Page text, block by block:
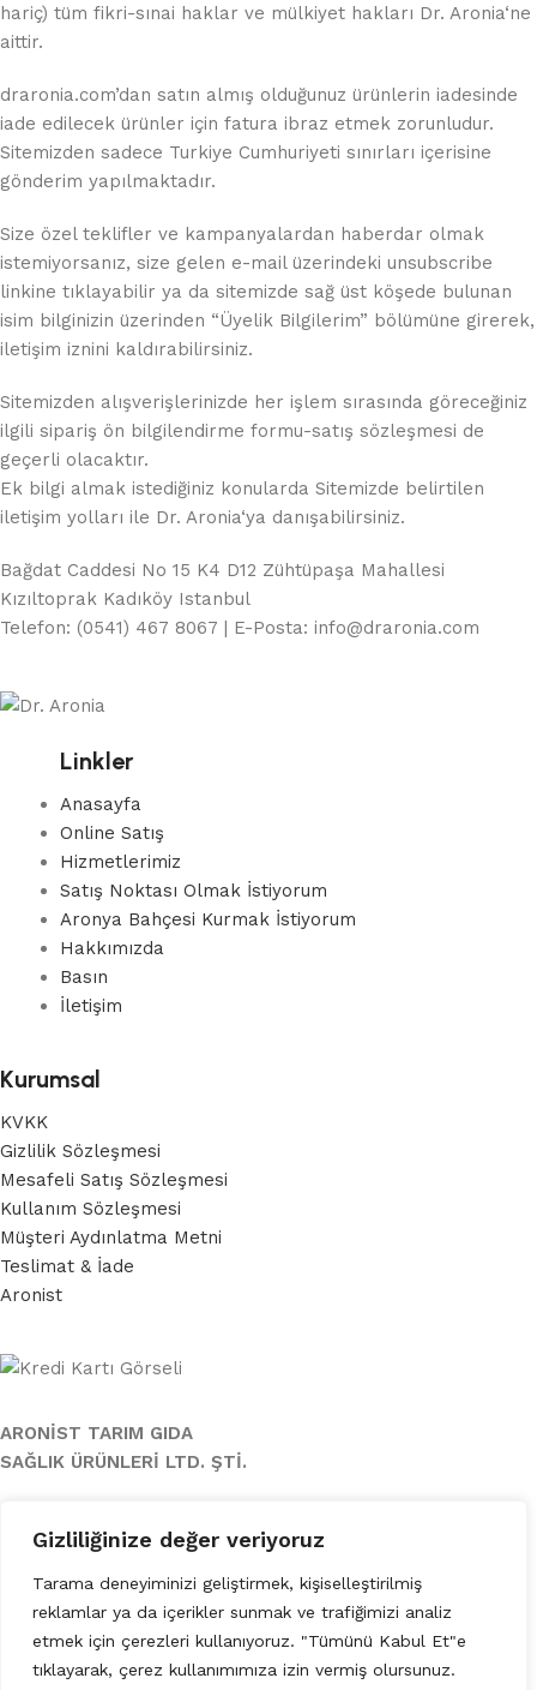
Gizliliğinize değer veriyoruz
Tarama deneyiminizi geliştirmek, kişiselleştirilmiş
reklamlar ya da içerikler sunmak ve trafiğimizi analiz
etmek için çerezleri kullanıyoruz. "Tümünü Kabul Et"e
tıklayarak, çerez kullanımımıza izin vermiş olursunuz.
hariç) tüm fikri-sınai haklar ve mülkiyet hakları Dr. Aronia‘ne
aittir.
draronia.com’dan satın almış olduğunuz ürünlerin iadesinde
iade edilecek ürünler için fatura ibraz etmek zorunludur.
Sitemizden sadece Turkiye Cumhuriyeti sınırları içerisine
gönderim yapılmaktadır.
Size özel teklifler ve kampanyalardan haberdar olmak
istemiyorsanız, size gelen e-mail üzerindeki unsubscribe
linkine tıklayabilir ya da sitemizde sağ üst köşede bulunan
isim bilginizin üzerinden “Üyelik Bilgilerim” bölümüne girerek,
iletişim iznini kaldırabilirsiniz.
Sitemizden alışverişlerinizde her işlem sırasında göreceğiniz
ilgili sipariş ön bilgilendirme formu-satış sözleşmesi de
geçerli olacaktır.
Ek bilgi almak istediğiniz konularda Sitemizde belirtilen
iletişim yolları ile Dr. Aronia‘ya danışabilirsiniz.
Bağdat Caddesi No 15 K4 D12 Zühtüpaşa Mahallesi
Kızıltoprak Kadıköy Istanbul
Telefon: (0541) 467 8067 | E-Posta: info@draronia.com
Linkler
Anasayfa
Online Satış
Hizmetlerimiz
Satış Noktası Olmak İstiyorum
Aronya Bahçesi Kurmak İstiyorum
Hakkımızda
Basın
İletişim
Kurumsal
KVKK
Gizlilik Sözleşmesi
Mesafeli Satış Sözleşmesi
Kullanım Sözleşmesi
Müşteri Aydınlatma Metni
Teslimat & İade
Aronist
ARONİST TARIM GIDA
SAĞLIK ÜRÜNLERİ LTD. ŞTİ.
Kızıltoprak
Telefon: (0216) 467 80 67 - (0540) 467 8067